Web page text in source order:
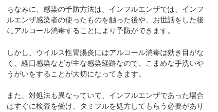
ちなみに、感染の予防方法は、インフルエンザでは、インフ
ルエンザ感染者の使ったものを触った後や、お世話をした後
にアルコール消毒することにより予防ができます。
しかし、ウイルス性胃腸炎にはアルコール消毒は効き目がな
く、経口感染などが主な感染経路なので、こまめな手洗いや
うがいをすることが大切になってきます。
また、対処法も異なっていて、インフルエンザであった場合
はすぐに検査を受け、タミフルを処方してもらう必要があり